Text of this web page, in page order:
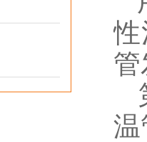
性
温